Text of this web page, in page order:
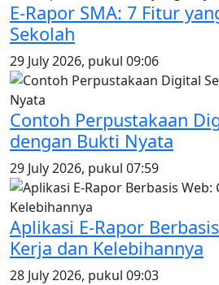
E-Rapor SMA: 7 Fitur
Sekolah
29 July 2026, pukul 09:06
Contoh Perpustakaan
dengan Bukti Nyata
29 July 2026, pukul 07:59
Aplikasi E-Rapor
Kerja dan Kelebihannya
28 July 2026, pukul 09:03